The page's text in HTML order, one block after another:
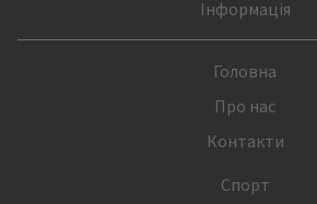
Інформація
Головна
Про нас
Контакти
Спорт